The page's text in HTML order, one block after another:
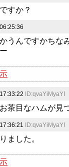
すか？
うんですかちな
ID:qvaYiMyaYI
茶目なハムが見
ID:qvaYiMyaYI
ました。